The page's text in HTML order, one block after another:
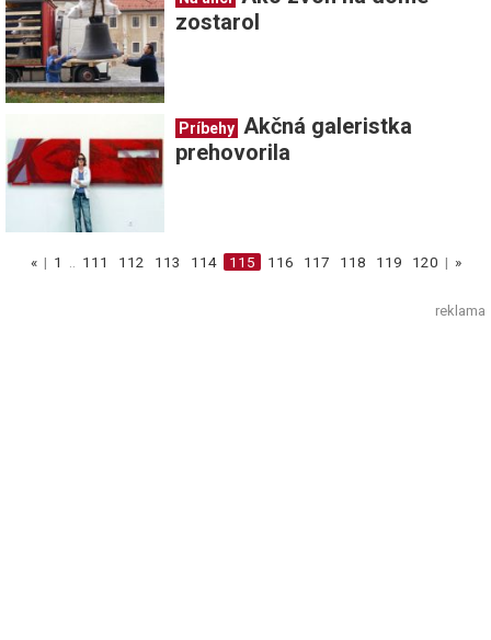
zostarol
Príbehy Akčná galeristka
prehovorila
« | 1 111 112 113 114 115 116 117 118 119 120 | »
reklama